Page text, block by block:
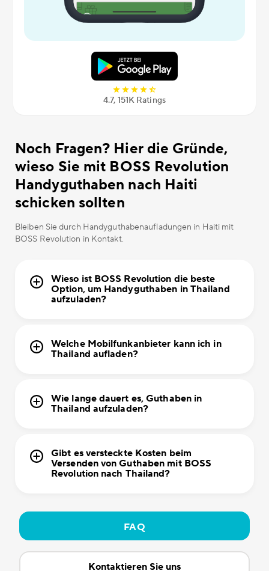
4.7, 151К Ratings
Noch Fragen? Hier die Gründe,
wieso Sie mit BOSS Revolution
Handyguthaben nach Haiti
schicken sollten
Bleiben Sie durch Handyguthabenaufladungen in Haiti mit
BOSS Revolution in Kontakt.
Wieso ist BOSS Revolution die beste
Option, um Handyguthaben in Thailand
aufzuladen?
Welche Mobilfunkanbieter kann ich in
Thailand aufladen?
Wie lange dauert es, Guthaben in
Thailand aufzuladen?
Gibt es versteckte Kosten beim
Versenden von Guthaben mit BOSS
Revolution nach Thailand?
FAQ
Kontaktieren Sie uns